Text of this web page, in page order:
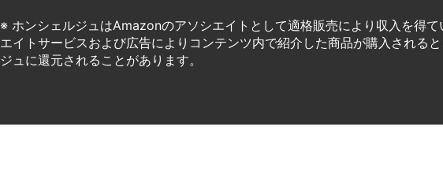
※ ホンシェルジュはAmazonのアソシエイトとして適格販売により収入を得て
エイトサービスおよび広告によりコンテンツ内で紹介した商品が購入される
ジュに還元されることがあります。